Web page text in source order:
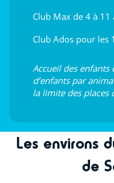
Club Max de 4 à 11
Club Ados pour les
Accueil des
d’enfants par
la limite des places
Les environs
de